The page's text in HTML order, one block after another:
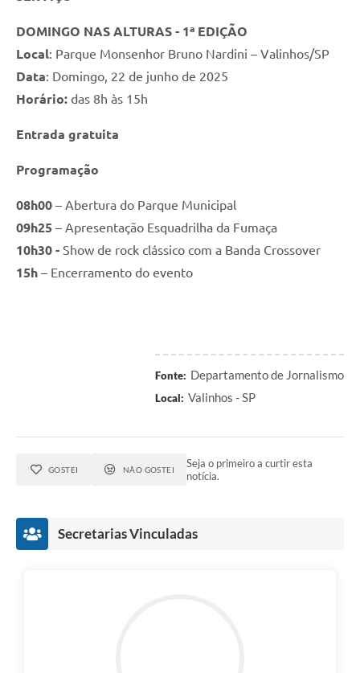
DOMINGO NAS ALTURAS - 1ª EDIÇÃO
Local: Parque Monsenhor Bruno Nardini – Valinhos/SP
Data: Domingo, 22 de junho de 2025
Horário: das 8h às 15h
Entrada gratuita
Programação
08h00 – Abertura do Parque Municipal
09h25 – Apresentação Esquadrilha da Fumaça
10h30 - Show de rock clássico com a Banda Crossover
15h – Encerramento do evento
Fonte: Departamento de Jornalismo
Local: Valinhos - SP
GOSTEI NÃO GOSTEI
Seja o primeiro a curtir esta
notícia.
Secretarias Vinculadas